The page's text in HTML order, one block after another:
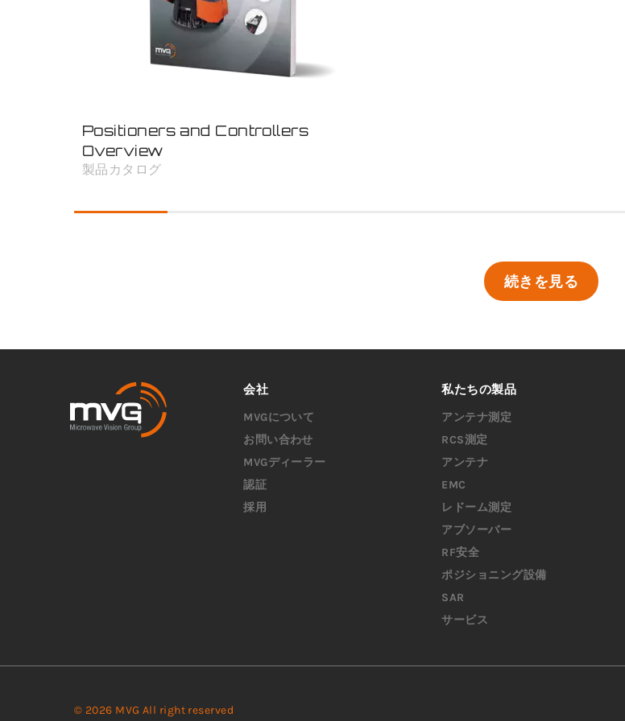
Positioners and Controllers
Overview
製品カタログ
続きを見る
会社
MVGについて
お問い合わせ
MVGディーラー
認証
採用
私たちの製品
アンテナ測定
RCS測定
アンテナ
EMC
レドーム測定
アブソーバー
RF安全
ポジショニング設備
SAR
サービス
© 2026 MVG All right reserved